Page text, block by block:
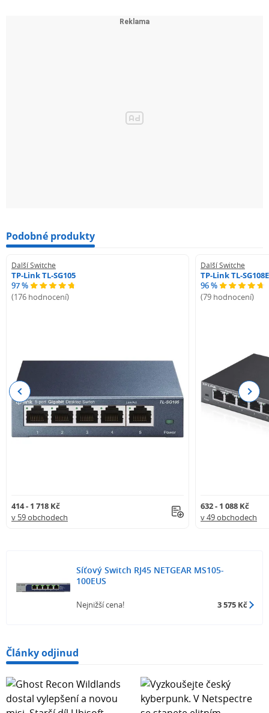
Podobné produkty
Další Switche
TP-Link TL-SG105
97 %
(176 hodnocení)
414 - 1 718 Kč
v 59 obchodech
Další Switche
TP-Link TL-SG108E
96 %
(79 hodnocení)
632 - 1 088 Kč
v 49 obchodech
Previous Next
Síťový Switch RJ45 NETGEAR MS105-
100EUS
Nejnižší cena! 3 575 Kč
Články odjinud